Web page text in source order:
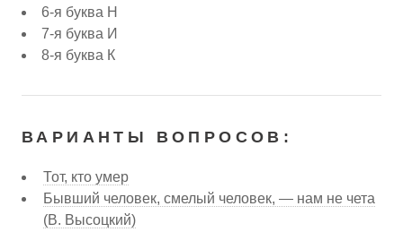
6-я буква Н
7-я буква И
8-я буква К
ВАРИАНТЫ ВОПРОСОВ:
Тот, кто умер
Бывший человек, смелый человек, — нам не чета
(В. Высоцкий)